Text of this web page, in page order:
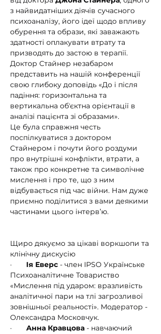
з найвидатніших діячів сучасного
психоаналізу, його ідеї щодо впливу
обурення та образи, які заважають
здатності оплакувати втрату та
призводять до застою в терапії.
Доктор Стайнер незабаром
представить на нашій конференції
свою глибоку доповідь «До і після
падіння: горизонтальна та
вертикальна обʼєктна орієнтації в
аналізі пацієнта зі образами».
Це була справжня честь
поспілкуватися з доктором
Стайнером і почути його роздуми
про внутрішні конфлікти, втрати, а
також про конкретне та символічне
мислення і про те, що з ним
відбувається під час війни. Нам дуже
приємно поділитися з вами деякими
частинами цього інтерв’ю.
Щиро дякуємо за цікаві воркшопи та
клінічну дискусію
· Ія Еверс - член IPSO Українське
Психоаналітичне Товариство
«Мислення під ударом: вразливість
аналітичної пари на тлі загрозливої
зовнішньої реальності». Модератор -
Олександра Московчук.
· Анна Кравцова - навчаючий